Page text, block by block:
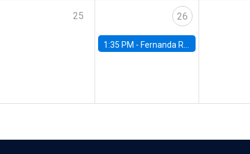
25 26
1:35 PM - Fernanda Rojas Ampuero, University of Wisconsin-Madison